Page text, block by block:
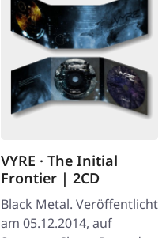
VYRE · The Initial
Frontier | 2CD
Black Metal. Veröffentlicht
am 05.12.2014, auf